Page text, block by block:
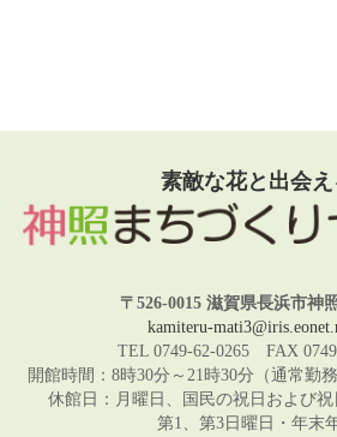
素敵な花と出会え
〒526-0015 滋賀県長浜市神
kamiteru-
TEL 0749-62-0265 FAX
開館時間：8時30分～21時30分（通常勤
休館日：月曜日、国民の祝日および
第1、第3日曜日・年末